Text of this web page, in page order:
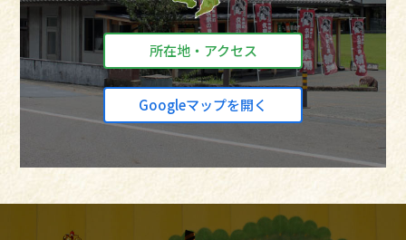
所在地・アクセス
Googleマップを開く